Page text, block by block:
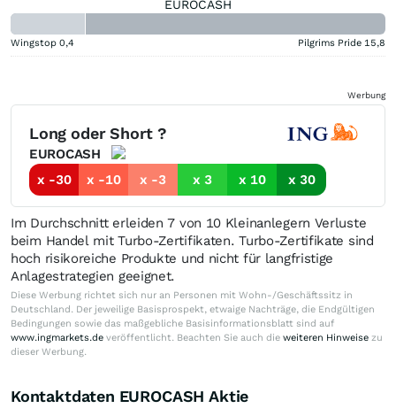
EUROCASH
Wingstop 0,4 Pilgrims Pride 15,8
Werbung
Long oder Short ?
EUROCASH
x -30
x -10 x -3 x 3 x 10 x 30
Im Durchschnitt erleiden 7 von 10 Kleinanlegern Verluste
beim Handel mit Turbo-Zertifikaten. Turbo-Zertifikate sind
hoch risikoreiche Produkte und nicht für langfristige
Anlagestrategien geeignet.
Diese Werbung richtet sich nur an Personen mit Wohn-/Geschäftssitz in
Deutschland. Der jeweilige Basisprospekt, etwaige Nachträge, die Endgültigen
Bedingungen sowie das maßgebliche Basisinformationsblatt sind auf
www.ingmarkets.de veröffentlicht. Beachten Sie auch die weiteren Hinweise zu
dieser Werbung.
Kontaktdaten EUROCASH Aktie